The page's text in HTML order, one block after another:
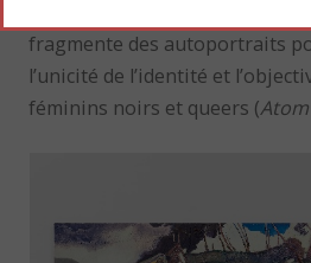
fragmente des autoportraits
l’unicité de l’identité et
féminins noirs et queers (